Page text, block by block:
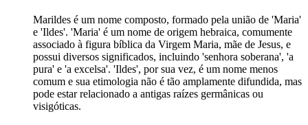
Marildes é um nome composto, formado pela união de 'Maria'
e 'Ildes'. 'Maria' é um nome de origem hebraica, comumente
associado à figura bíblica da Virgem Maria, mãe de Jesus, e
possui diversos significados, incluindo 'senhora soberana', 'a
pura' e 'a excelsa'. 'Ildes', por sua vez, é um nome menos
comum e sua etimologia não é tão amplamente difundida, mas
pode estar relacionado a antigas raízes germânicas ou
visigóticas.